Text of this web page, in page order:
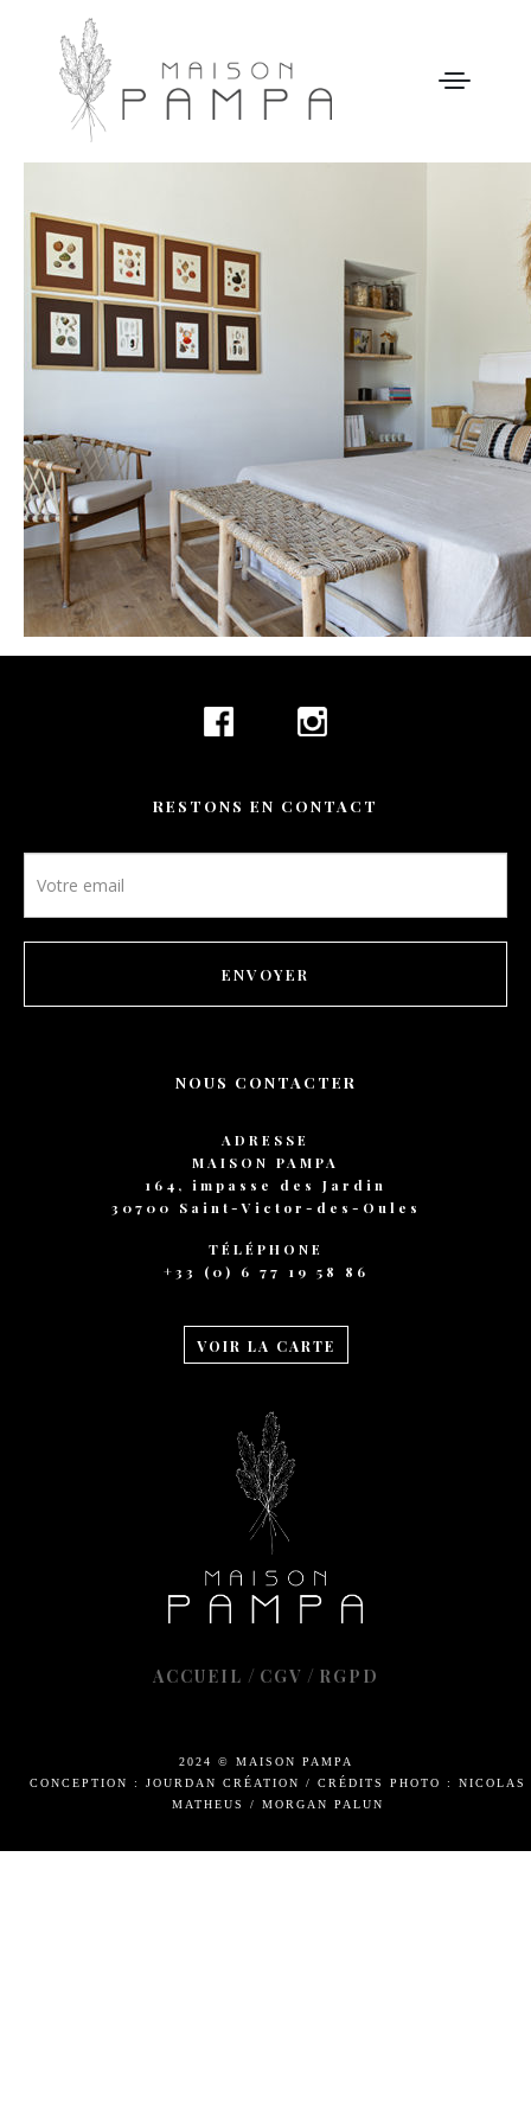
WELCOME
MAISON PAMPA
NOTRE HISTOIRE
GALERIE
NOS TARIFS
CONTACT
RÉSERVATION
RESTONS EN CONTACT
Newsletter
footer
ENVOYER
NOUS CONTACTER
ADRESSE
MAISON PAMPA
164, impasse des Jardin
30700 Saint-Victor-des-Oules
TÉLÉPHONE
+33 (0) 6 77 19 58 86
VOIR LA CARTE
ACCUEIL / CGV / RGPD
2024 © MAISON PAMPA
CONCEPTION : JOURDAN CRÉATION
/ CRÉDITS PHOTO : NICOLAS
MATHEUS / MORGAN PALUN